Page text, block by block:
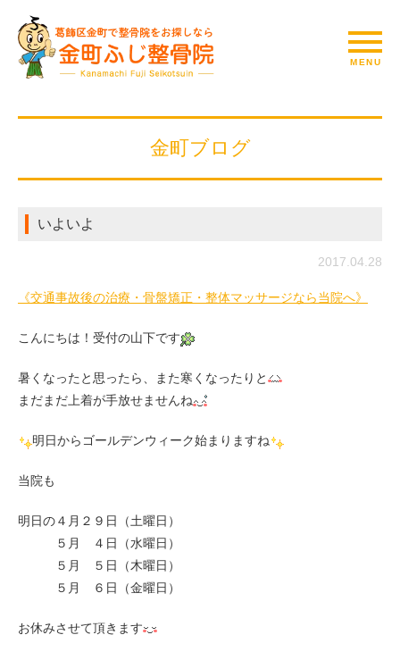
金町ブログ
いよいよ
2017.04.28
《交通事故後の治療・骨盤矯正・整体マッサージなら当院へ》
こんにちは！受付の山下です
暑くなったと思ったら、また寒くなったりと
まだまだ上着が手放せませんね
明日からゴールデンウィーク始まりますね
当院も
明日の４月２９日（土曜日）
５月 ４日（水曜日）
５月 ５日（木曜日）
５月 ６日（金曜日）
お休みさせて頂きます